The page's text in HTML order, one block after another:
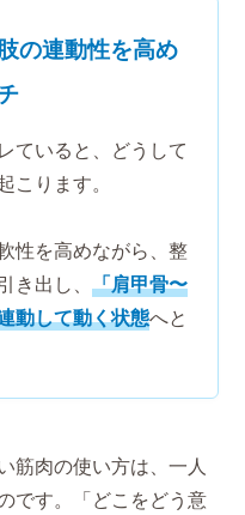
の連動性を高め
ていると、どうして
こります。
性を高めながら、整
出し、 「肩甲骨〜
動して動く状態へと
筋肉の使い方は、一人
です。「どこをどう意